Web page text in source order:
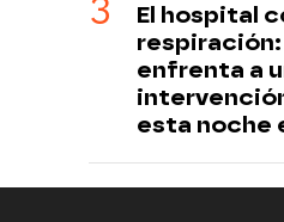
El hospital
respiración:
enfrenta a
esta noche